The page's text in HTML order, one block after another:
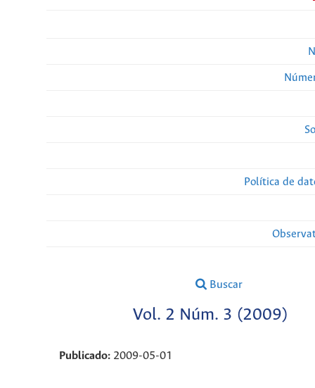
Política de
Buscar
Vol. 2 Núm. 3 (2009)
Publicado: 2009-05-01